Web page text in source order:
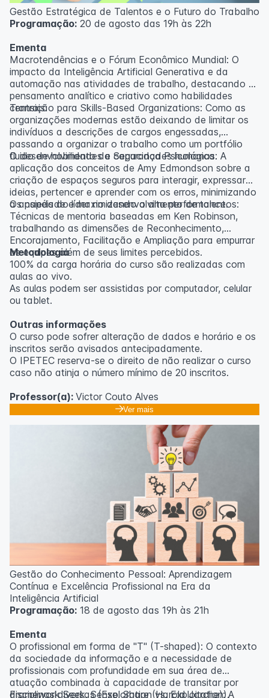
Gestão Estratégica de Talentos e o Futuro do Trabalho
Programação: 20 de agosto das 19h às 22h
Ementa
Macrotendências e o Fórum Econômico Mundial: O
impacto da Inteligência Artificial Generativa e da
automação nas atividades de trabalho, destacando o
pensamento analítico e criativo como habilidades
centrais.
Transição para Skills-Based Organizations: Como as
organizações modernas estão deixando de limitar os
indivíduos a descrições de cargos engessadas,
passando a organizar o trabalho como um portfólio
fluido de habilidades e capacidades humanas.
O desenvolvimento da Segurança Psicológica: A
aplicação dos conceitos de Amy Edmondson sobre a
criação de espaços seguros para interagir, expressar
ideias, pertencer e aprender com os erros, minimizando
a ansiedade e maximizando a alta performance.
Os papéis do líder no desenvolvimento de talentos:
Técnicas de mentoria baseadas em Ken Robinson,
trabalhando as dimensões de Reconhecimento,
Encorajamento, Facilitação e Ampliação para empurrar
as equipes além de seus limites percebidos.
Metodologia
100% da carga horária do curso são realizadas com
aulas ao vivo.
As aulas podem ser assistidas por computador, celular
ou tablet.
Outras informações
O curso pode sofrer alteração de dados e horário e os
inscritos serão avisados ​​antecipadamente.
O IPETEC reserva-se o direito de não realizar o curso
caso não atinja o número mínimo de 20 inscritos.
Professor(a): Victor Couto Alves
Ver mais
Gestão do Conhecimento Pessoal: Aprendizagem
Contínua e Excelência Profissional na Era da
Inteligência Artificial
Programação: 18 de agosto das 19h às 21h
Ementa
O profissional em forma de "T" (T-shaped): O contexto
da sociedade da informação e a necessidade de
profissionais com profundidade em sua área de
atuação combinada à capacidade de transitar por
disciplinas diversas (Exploration vs. Exploitation).
Framework Seek, Sense, Share (Harold Jarche): A